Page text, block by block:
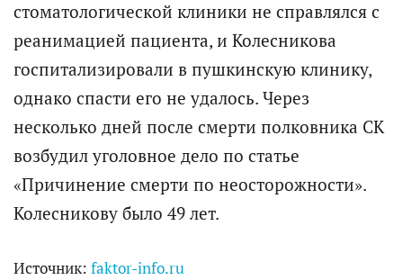
стоматологической клиники не справлялся с
реанимацией пациента, и Колесникова
госпитализировали в пушкинскую клинику,
однако спасти его не удалось. Через
несколько дней после смерти полковника СК
возбудил уголовное дело по статье
«Причинение смерти по неосторожности».
Колесникову было 49 лет.
Источник: faktor-info.ru